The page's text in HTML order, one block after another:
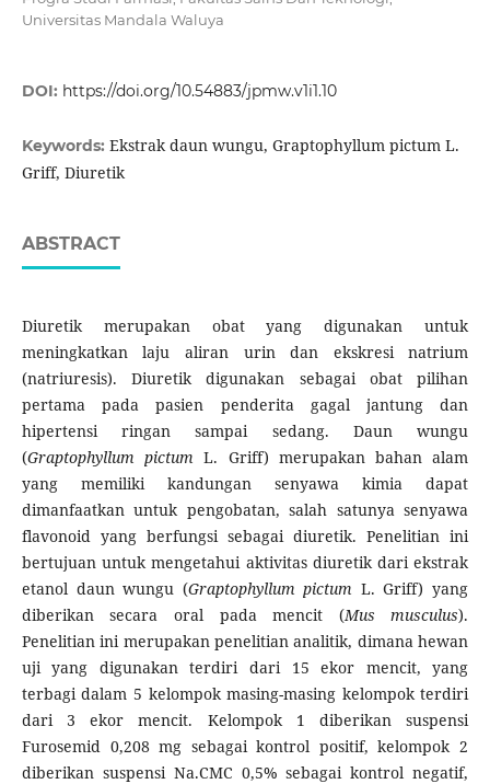
Universitas Mandala Waluya
DOI: https://doi.org/10.54883/jpmw.v1i1.10
Keywords: Ekstrak daun wungu, Graptophyllum pictum L.
Griff, Diuretik
ABSTRACT
Diuretik merupakan obat yang digunakan untuk
meningkatkan laju aliran urin dan ekskresi natrium
(natriuresis). Diuretik digunakan sebagai obat pilihan
pertama pada pasien penderita gagal jantung dan
hipertensi ringan sampai sedang. Daun wungu
(Graptophyllum pictumL. Griff) merupakan bahan alam
yang memiliki kandungan senyawa kimia dapat
dimanfaatkan untuk pengobatan, salah satunya senyawa
flavonoid yang berfungsi sebagai diuretik. Penelitian ini
bertujuan untuk mengetahui aktivitas diuretik dari ekstrak
etanol daun wungu (Graptophyllum pictum L. Griff) yang
diberikan secara oral pada mencit (Mus musculus).
Penelitian ini merupakan penelitian analitik, dimana hewan
uji yang digunakan terdiri dari 15 ekor mencit, yang
terbagi dalam 5 kelompok masing-masing kelompok terdiri
dari 3 ekor mencit. Kelompok 1 diberikan suspensi
Furosemid 0,208 mg sebagai kontrol positif, kelompok 2
diberikan suspensi Na.CMC 0,5% sebagai kontrol negatif,